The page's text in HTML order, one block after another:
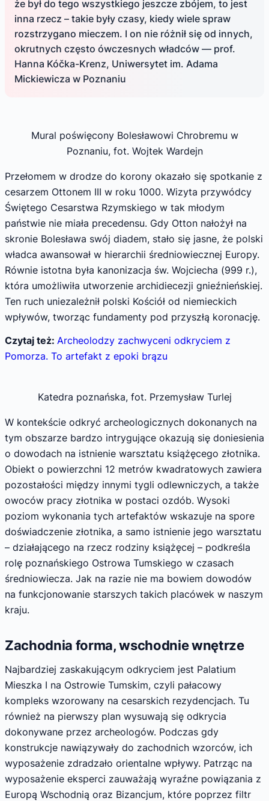
że był do tego wszystkiego jeszcze zbójem, to jest
inna rzecz – takie były czasy, kiedy wiele spraw
rozstrzygano mieczem. I on nie różnił się od innych,
okrutnych często ówczesnych władców — prof.
Hanna Kóčka-Krenz, Uniwersytet im. Adama
Mickiewicza w Poznaniu
Mural poświęcony Bolesławowi Chrobremu w
Poznaniu, fot. Wojtek Wardejn
Przełomem w drodze do korony okazało się spotkanie z
cesarzem Ottonem III w roku 1000. Wizyta przywódcy
Świętego Cesarstwa Rzymskiego w tak młodym
państwie nie miała precedensu. Gdy Otton nałożył na
skronie Bolesława swój diadem, stało się jasne, że polski
władca awansował w hierarchii średniowiecznej Europy.
Równie istotna była kanonizacja św. Wojciecha (999 r.),
która umożliwiła utworzenie archidiecezji gnieźnieńskiej.
Ten ruch uniezależnił polski Kościół od niemieckich
wpływów, tworząc fundamenty pod przyszłą koronację.
Czytaj też: Archeolodzy zachwyceni odkryciem z
Pomorza. To artefakt z epoki brązu
Katedra poznańska, fot. Przemysław Turlej
W kontekście odkryć archeologicznych dokonanych na
tym obszarze bardzo intrygujące okazują się doniesienia
o dowodach na istnienie warsztatu książęcego złotnika.
Obiekt o powierzchni 12 metrów kwadratowych zawiera
pozostałości między innymi tygli odlewniczych, a także
owoców pracy złotnika w postaci ozdób. Wysoki
poziom wykonania tych artefaktów wskazuje na spore
doświadczenie złotnika, a samo istnienie jego warsztatu
– działającego na rzecz rodziny książęcej – podkreśla
rolę poznańskiego Ostrowa Tumskiego w czasach
średniowiecza. Jak na razie nie ma bowiem dowodów
na funkcjonowanie starszych takich placówek w naszym
kraju.
Zachodnia forma, wschodnie wnętrze
Najbardziej zaskakującym odkryciem jest Palatium
Mieszka I na Ostrowie Tumskim, czyli pałacowy
kompleks wzorowany na cesarskich rezydencjach. Tu
również na pierwszy plan wysuwają się odkrycia
dokonywane przez archeologów. Podczas gdy
konstrukcje nawiązywały do zachodnich wzorców, ich
wyposażenie zdradzało orientalne wpływy. Patrząc na
wyposażenie eksperci zauważają wyraźne powiązania z
Europą Wschodnią oraz Bizancjum, które poprzez filtr